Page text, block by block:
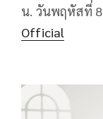
น. วันพฤหัสที่
Official